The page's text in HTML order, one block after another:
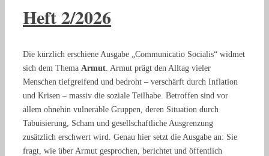
Heft 2/2026
Die kürzlich erschiene Ausgabe „Communicatio Socialis“ widmet
sich dem Thema Armut . Armut prägt den Alltag vieler
Menschen tiefgreifend und bedroht – verschärft durch Inflation
und Krisen – massiv die soziale Teilhabe. Betroffen sind vor
allem ohnehin vulnerable Gruppen, deren Situation durch
Tabuisierung, Scham und gesellschaftliche Ausgrenzung
zusätzlich erschwert wird. Genau hier setzt die Ausgabe an: Sie
fragt, wie über Armut gesprochen, berichtet und öffentlich